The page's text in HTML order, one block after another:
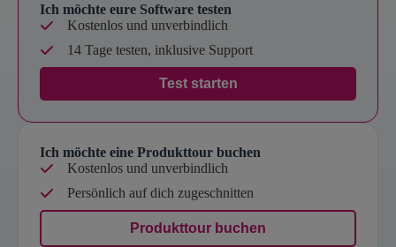
Ich möchte eure Software testen
Kostenlos und unverbindlich
14 Tage testen, inklusive Support
Test starten
Ich möchte eine Produkttour buchen
Kostenlos und unverbindlich
Persönlich auf dich zugeschnitten
Produkttour buchen